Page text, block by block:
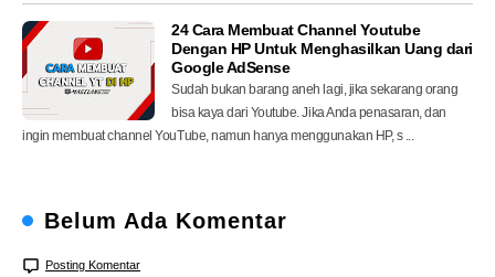
24 Cara Membuat Channel Youtube
Dengan HP Untuk Menghasilkan Uang dari
Google AdSense
Sudah bukan barang aneh lagi, jika sekarang orang
bisa kaya dari Youtube. Jika Anda penasaran, dan
ingin membuat channel YouTube, namun hanya menggunakan HP, s ...
Belum Ada Komentar
Posting Komentar